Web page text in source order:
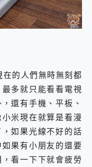
的人們無時無刻都
多就只能看看電視
還有手機、平板、
米現在就算是看漫
如果光線不好的話
果有小朋友的還要
看一下下就會疲勞